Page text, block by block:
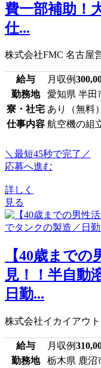
費一部補助！
仕...
株式会社FMC 名古屋
給与 月収例
勤務地
愛知県 半田
寮・社宅 あり（無料）
仕事内容 航空機の組
＼最短45秒で完了／
応募へ進む
詳しく
見る
【40歳まで
見！！半自動
日勤...
株式会社イカイアウ
給与 月収例
勤務地
栃木県 鹿沼